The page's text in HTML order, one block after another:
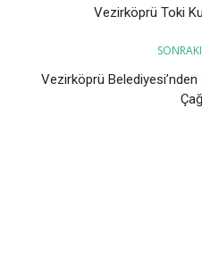
Vezirköprü Toki
Vezirköprü